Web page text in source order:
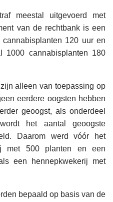
meestal uitgevoerd met
van de rechtbank is een
120 uur en
1000 cannabisplanten 180
alleen van toepassing op
eerdere oogsten hebben
geoogst, als onderdeel
het aantal geoogste
Daarom werd vóór het
met 500 planten en een
een hennepkwekerij met
bepaald op basis van de